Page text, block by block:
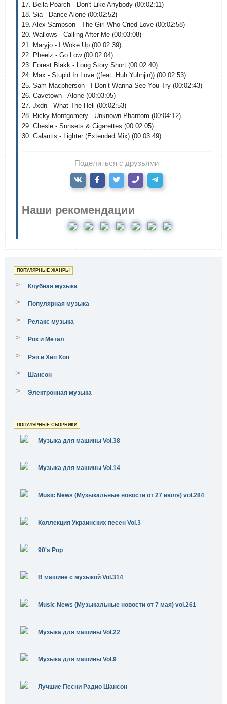
17. Bella Poarch - Don't Like Anybody (00:02:11)
18. Sia - Dance Alone (00:02:52)
19. Alex Sampson - The Girl Who Cried Love (00:02:58)
20. Wallows - Calling After Me (00:03:08)
21. Maryjo - I Woke Up (00:02:39)
22. Pheelz - Go Low (00:02:04)
23. Forest Blakk - Long Story Short (00:02:40)
24. Max - Stupid In Love ((feat. Huh Yuhnjin)) (00:02:53)
25. Sam Macpherson - I Don’t Wanna See You Try (00:02:43)
26. Cavetown - Alone (00:03:05)
27. Jxdn - What The Hell (00:02:53)
28. Ricky Montgomery - Unknown Phantom (00:04:12)
29. Chesle - Sunsets & Cigarettes (00:02:05)
30. Galantis - Lighter (Extended Mix) (00:03:49)
Поделиться с друзьями
Наши рекомендации
ПОПУЛЯРНЫЕ ЖАНРЫ
> Клубная музыка
> Популярная музыка
> Релакс музыка
> Рок и Метал
> Рэп и Хип Хоп
> Шансон
> Электронная музыка
ПОПУЛЯРНЫЕ СБОРНИКИ
Музыка для машины Vol.38
Музыка для машины Vol.14
Music News (Музыкальные новости от 27 июля) vol.284
Коллекция Украинских песен Vol.3
90's Pop
В машине с музыкой Vol.314
Music News (Музыкальные новости от 7 мая) vol.261
Музыка для машины Vol.22
Музыка для машины Vol.9
Лучшие Песни Радио Шансон